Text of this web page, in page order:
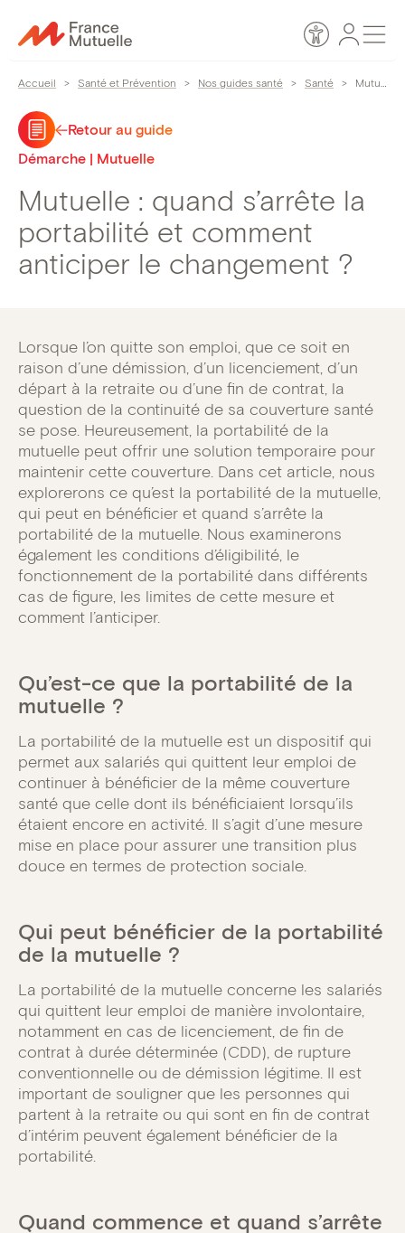
au
Accessibilité
Espace
Accueil > Santé et Prévention > Nos guides santé > Santé > Mutuelle : quand s’arrête la portabilité et comment anticiper le changement ?
Retour au guide
Démarche | Mutuelle
Mutuelle : quand s’arrête la
portabilité et comment
anticiper le changement ?
Lorsque l’on quitte son emploi, que ce soit en
raison d’une démission, d’un licenciement, d’un
départ à la retraite ou d’une fin de contrat, la
question de la continuité de sa couverture santé
se pose. Heureusement, la portabilité de la
mutuelle peut offrir une solution temporaire pour
maintenir cette couverture. Dans cet article, nous
explorerons ce qu’est la portabilité de la mutuelle,
qui peut en bénéficier et quand s’arrête la
portabilité de la mutuelle. Nous examinerons
également les conditions d’éligibilité, le
fonctionnement de la portabilité dans différents
cas de figure, les limites de cette mesure et
comment l’anticiper.
Qu’est-ce que la portabilité de la
mutuelle ?
La portabilité de la mutuelle est un dispositif qui
permet aux salariés qui quittent leur emploi de
continuer à bénéficier de la même couverture
santé que celle dont ils bénéficiaient lorsqu’ils
étaient encore en activité. Il s’agit d’une mesure
mise en place pour assurer une transition plus
douce en termes de protection sociale.
Qui peut bénéficier de la portabilité
de la mutuelle ?
La portabilité de la mutuelle concerne les salariés
qui quittent leur emploi de manière involontaire,
notamment en cas de licenciement, de fin de
contrat à durée déterminée (CDD), de rupture
conventionnelle ou de démission légitime. Il est
important de souligner que les personnes qui
partent à la retraite ou qui sont en fin de contrat
d’intérim peuvent également bénéficier de la
portabilité.
Quand commence et quand s’arrête